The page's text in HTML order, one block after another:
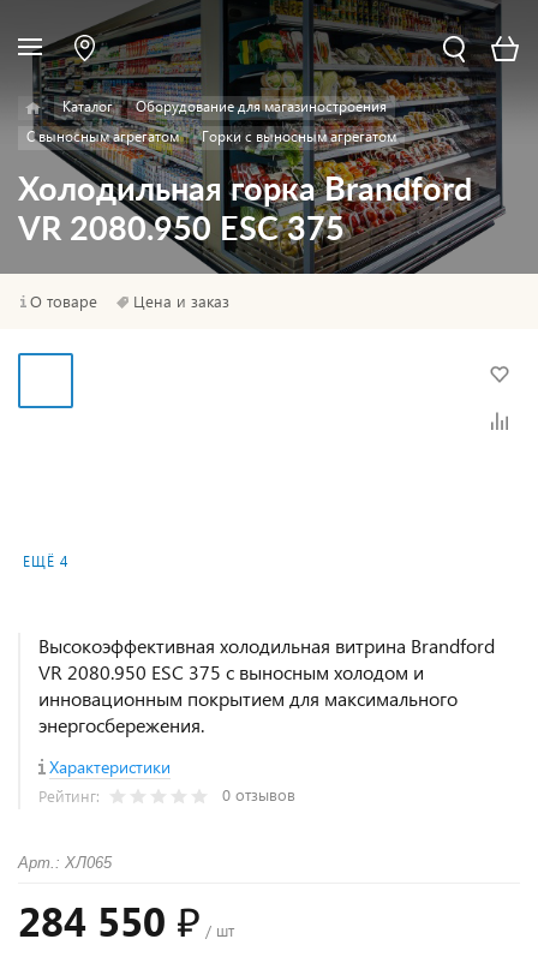
Каталог
Оборудование для магазиностроения
С выносным агрегатом
Горки с выносным агрегатом
Холодильная горка Brandford
VR 2080.950 ESC 375
О товаре Цена и заказ
ЕЩЁ 4
Высокоэффективная холодильная витрина Brandford
VR 2080.950 ESC 375 с выносным холодом и
инновационным покрытием для максимального
энергосбережения.
Характеристики
Рейтинг: 0 отзывов
Арт.: ХЛ065
284 550 ₽ / шт